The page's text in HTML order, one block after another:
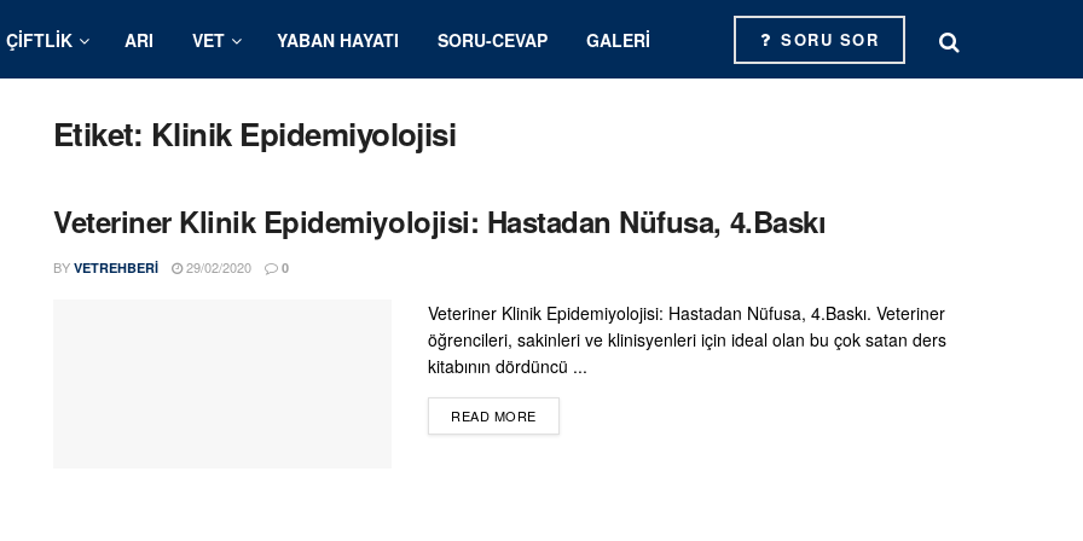
ÇIFTLIK ARI VET YABAN HAYATI SORU-CEVAP GALERI SORU SOR
Etiket: Klinik Epidemiyolojisi
Veteriner Klinik Epidemiyolojisi: Hastadan Nüfusa, 4.Baskı
BY VETREHBERI 29/02/2020 0
Veteriner Klinik Epidemiyolojisi: Hastadan Nüfusa, 4.Baskı. Veteriner
öğrencileri, sakinleri ve klinisyenleri için ideal olan bu çok satan ders
kitabının dördüncü ...
READ MOREDETAILS